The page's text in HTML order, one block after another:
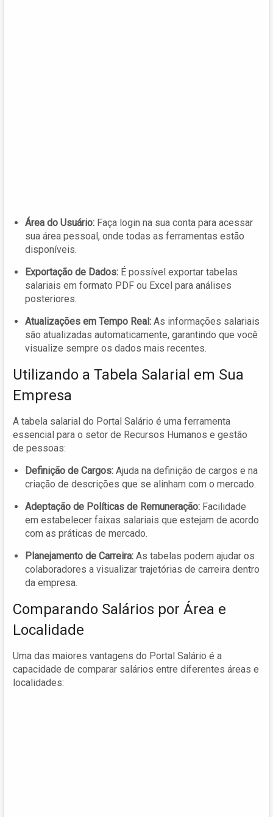
Área do Usuário: Faça login na sua conta para acessar
sua área pessoal, onde todas as ferramentas estão
disponíveis.
Exportação de Dados: É possível exportar tabelas
salariais em formato PDF ou Excel para análises
posteriores.
Atualizações em Tempo Real: As informações salariais
são atualizadas automaticamente, garantindo que você
visualize sempre os dados mais recentes.
Utilizando a Tabela Salarial em Sua
Empresa
A tabela salarial do Portal Salário é uma ferramenta
essencial para o setor de Recursos Humanos e gestão
de pessoas:
Definição de Cargos: Ajuda na definição de cargos e na
criação de descrições que se alinham com o mercado.
Adeptação de Políticas de Remuneração: Facilidade
em estabelecer faixas salariais que estejam de acordo
com as práticas de mercado.
Planejamento de Carreira: As tabelas podem ajudar os
colaboradores a visualizar trajetórias de carreira dentro
da empresa.
Comparando Salários por Área e
Localidade
Uma das maiores vantagens do Portal Salário é a
capacidade de comparar salários entre diferentes áreas e
localidades: